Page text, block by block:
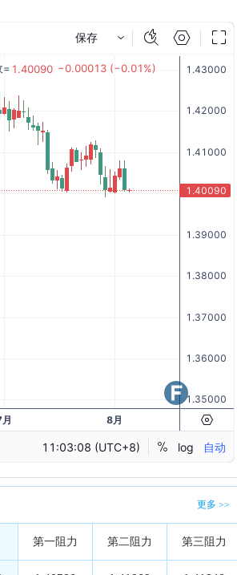
>>
更多
第一阻力 第二阻力 第三阻力